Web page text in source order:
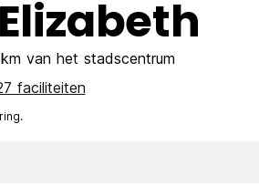
van het stadscentrum
faciliteiten